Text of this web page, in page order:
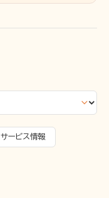
サービス情報